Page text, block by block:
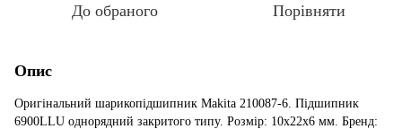
До обраного Порівняти
Опис
Оригінальний шарикопідшипник Makita 210087-6. Підшипник
6900LLU однорядний закритого типу. Розмір: 10x22x6 мм. Бренд: